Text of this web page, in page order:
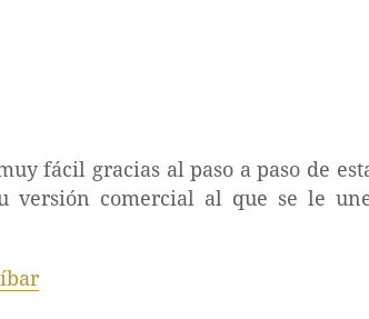
fácil gracias al paso a paso de
versión comercial al que se le